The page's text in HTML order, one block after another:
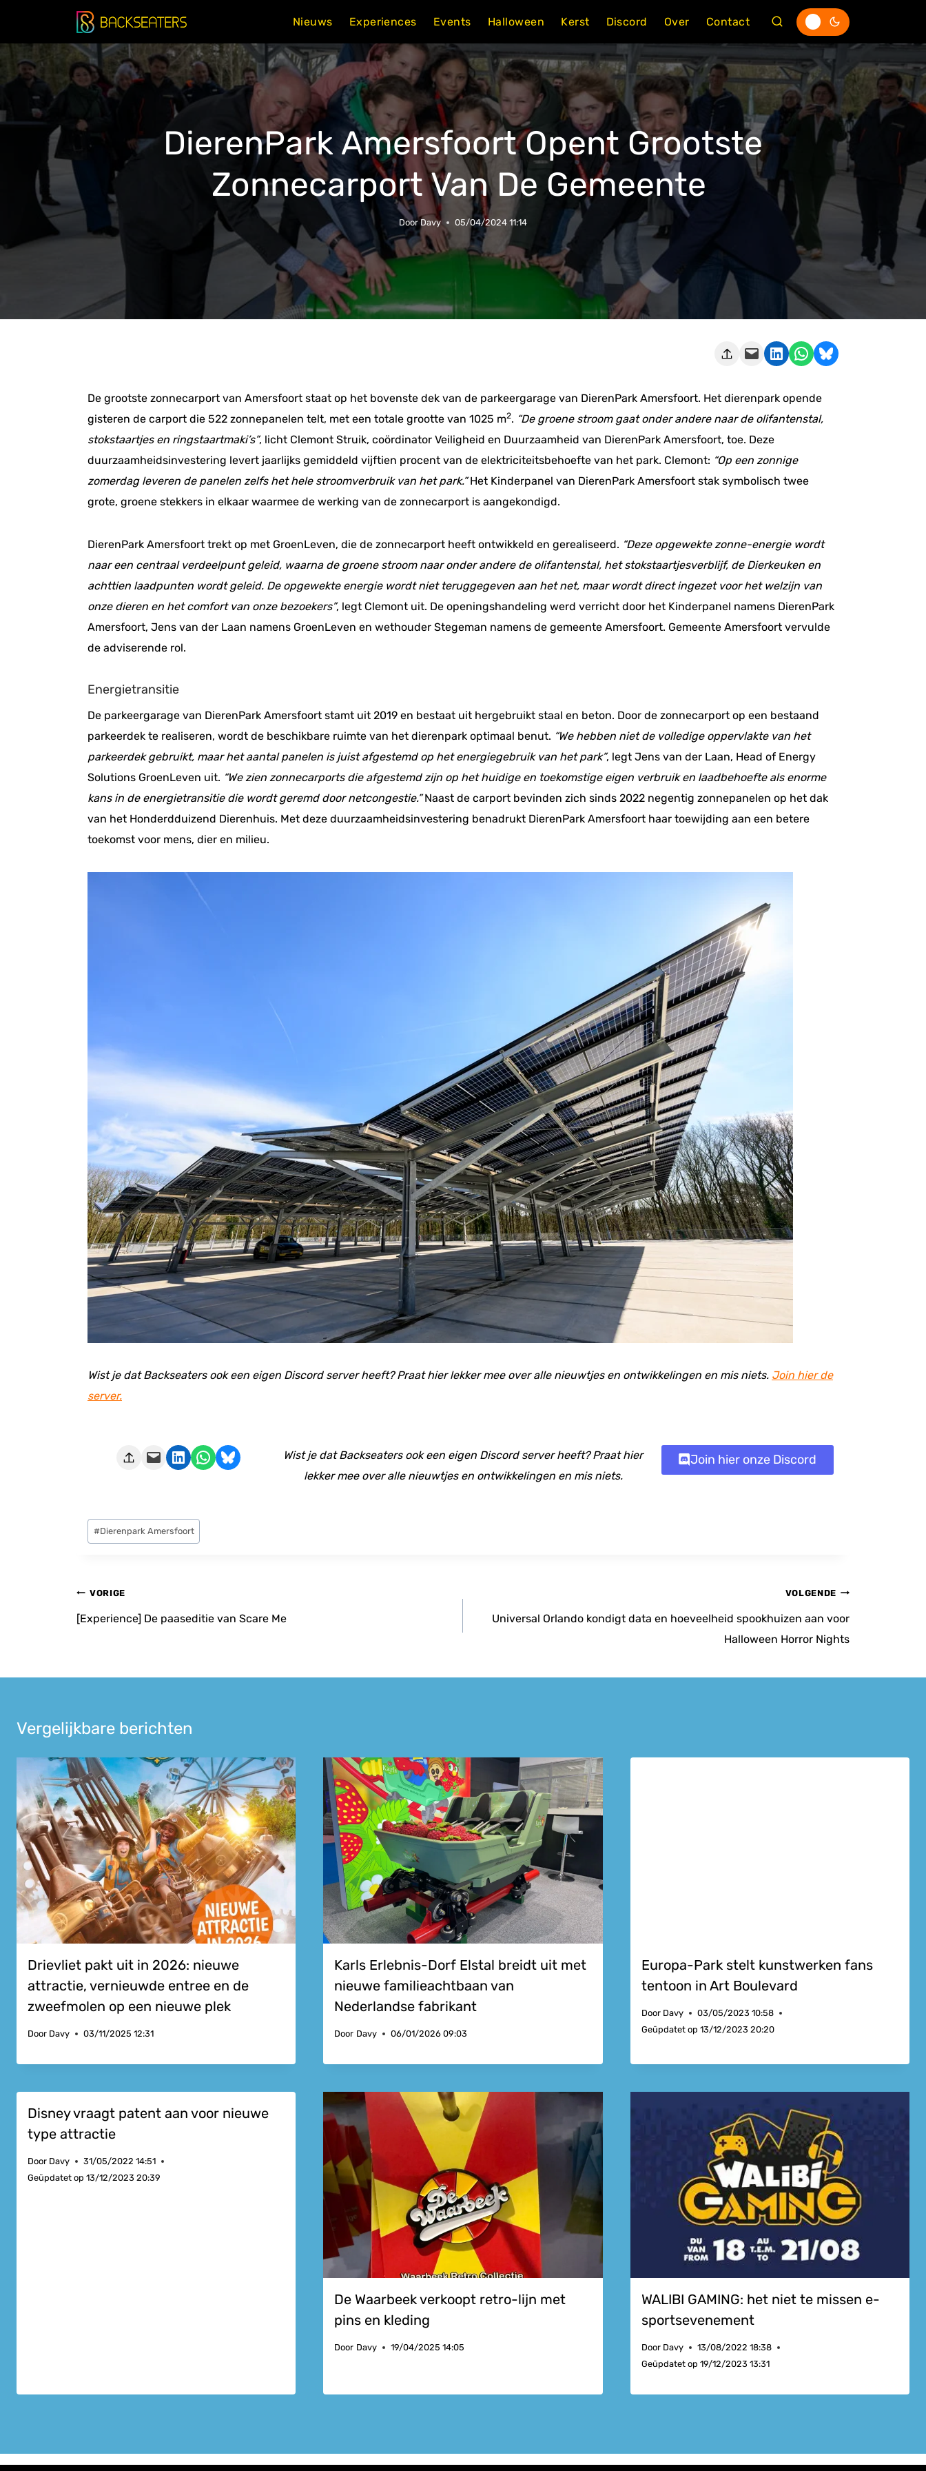
inhoud
Nieuws Experiences Events Halloween Kerst Discord Over Contact
DierenPark Amersfoort Opent Grootste
Zonnecarport Van De Gemeente
Door Davy 05/04/2024 11:14
Deze pagina e-mailen Delen op LinkedIn Delen via WhatsApp Share on Bluesky
De grootste zonnecarport van Amersfoort staat op het bovenste dek van de parkeergarage van DierenPark Amersfoort. Het dierenpark opende
gisteren de carport die 522 zonnepanelen telt, met een totale grootte van 1025 m2. “De groene stroom gaat onder andere naar de olifantenstal,
stokstaartjes en ringstaartmaki’s”, licht Clemont Struik, coördinator Veiligheid en Duurzaamheid van DierenPark Amersfoort, toe. Deze
duurzaamheidsinvestering levert jaarlijks gemiddeld vijftien procent van de elektriciteitsbehoefte van het park. Clemont: “Op een zonnige
zomerdag leveren de panelen zelfs het hele stroomverbruik van het park.”Het Kinderpanel van DierenPark Amersfoort stak symbolisch twee
grote, groene stekkers in elkaar waarmee de werking van de zonnecarport is aangekondigd.
DierenPark Amersfoort trekt op met GroenLeven, die de zonnecarport heeft ontwikkeld en gerealiseerd. “Deze opgewekte zonne-energie wordt
naar een centraal verdeelpunt geleid, waarna de groene stroom naar onder andere de olifantenstal, het stokstaartjesverblijf, de Dierkeuken en
achttien laadpunten wordt geleid. De opgewekte energie wordt niet teruggegeven aan het net, maar wordt direct ingezet voor het welzijn van
onze dieren en het comfort van onze bezoekers”, legt Clemont uit. De openingshandeling werd verricht door het Kinderpanel namens DierenPark
Amersfoort, Jens van der Laan namens GroenLeven en wethouder Stegeman namens de gemeente Amersfoort. Gemeente Amersfoort vervulde
de adviserende rol.
Energietransitie
De parkeergarage van DierenPark Amersfoort stamt uit 2019 en bestaat uit hergebruikt staal en beton. Door de zonnecarport op een bestaand
parkeerdek te realiseren, wordt de beschikbare ruimte van het dierenpark optimaal benut. “We hebben niet de volledige oppervlakte van het
parkeerdek gebruikt, maar het aantal panelen is juist afgestemd op het energiegebruik van het park”, legt Jens van der Laan, Head of Energy
Solutions GroenLeven uit. “We zien zonnecarports die afgestemd zijn op het huidige en toekomstige eigen verbruik en laadbehoefte als enorme
kans in de energietransitie die wordt geremd door netcongestie.”Naast de carport bevinden zich sinds 2022 negentig zonnepanelen op het dak
van het Honderdduizend Dierenhuis. Met deze duurzaamheidsinvestering benadrukt DierenPark Amersfoort haar toewijding aan een betere
toekomst voor mens, dier en milieu.
Wist je dat Backseaters ook een eigen Discord server heeft? Praat hier lekker mee over alle nieuwtjes en ontwikkelingen en mis niets. Join hier de
server.
Deze pagina e-mailen Delen op LinkedIn Delen via WhatsApp Share on Bluesky
Wist je dat Backseaters ook een eigen Discord server heeft? Praat hier
lekker mee over alle nieuwtjes en ontwikkelingen en mis niets.
Join hier onze Discord
Bericht
tags:
#Dierenpark Amersfoort
Bericht
navigatie
VORIGE
[Experience] De paaseditie van Scare Me
VOLGENDE
Universal Orlando kondigt data en hoeveelheid spookhuizen aan voor
Halloween Horror Nights
Vergelijkbare berichten
Drievliet pakt uit in 2026: nieuwe
attractie, vernieuwde entree en de
zweefmolen op een nieuwe plek
Door Davy 03/11/2025 12:31
Karls Erlebnis-Dorf Elstal breidt uit met
nieuwe familieachtbaan van
Nederlandse fabrikant
Door Davy 06/01/2026 09:03
Europa-Park stelt kunstwerken fans
tentoon in Art Boulevard
Door Davy
03/05/2023 10:58
Geüpdatet op 13/12/2023 20:20
Disney vraagt patent aan voor nieuwe
type attractie
Door Davy
31/05/2022 14:51
Geüpdatet op 13/12/2023 20:39
De Waarbeek verkoopt retro-lijn met
pins en kleding
Door Davy 19/04/2025 14:05
WALIBI GAMING: het niet te missen e-
sportsevenement
Door Davy
13/08/2022 18:38
Geüpdatet op 19/12/2023 13:31